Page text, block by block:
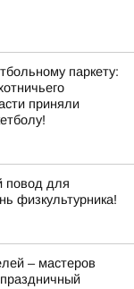
паркету:
приняли
повод для
физкультурника!
– мастеров